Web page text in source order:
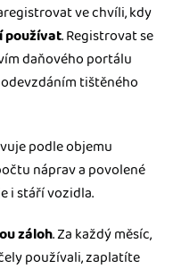
ve chvíli, kdy
používat. Registrovat se
daňového portálu
tištěného
podle objemu
náprav a povolené
i stáří vozidla.
záloh. Za každý měsíc,
používali, zaplatíte